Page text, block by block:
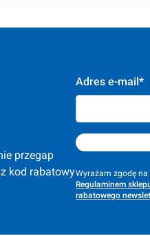
przegap
kod rabatowy
Adres e-mail*
Wyrażam zgodę
Regulaminem
rabatowego